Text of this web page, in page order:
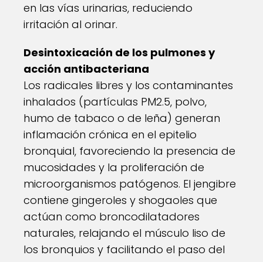
en las vías urinarias, reduciendo
irritación al orinar.
Desintoxicación de los pulmones y
acción antibacteriana
Los radicales libres y los contaminantes
inhalados (partículas PM2.5, polvo,
humo de tabaco o de leña) generan
inflamación crónica en el epitelio
bronquial, favoreciendo la presencia de
mucosidades y la proliferación de
microorganismos patógenos. El jengibre
contiene gingeroles y shogaoles que
actúan como broncodilatadores
naturales, relajando el músculo liso de
los bronquios y facilitando el paso del